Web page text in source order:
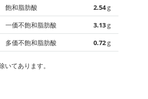
飽和脂肪酸
2.54g
一価不飽和脂肪酸
3.13g
多価不飽和脂肪酸
0.72g
てあります。